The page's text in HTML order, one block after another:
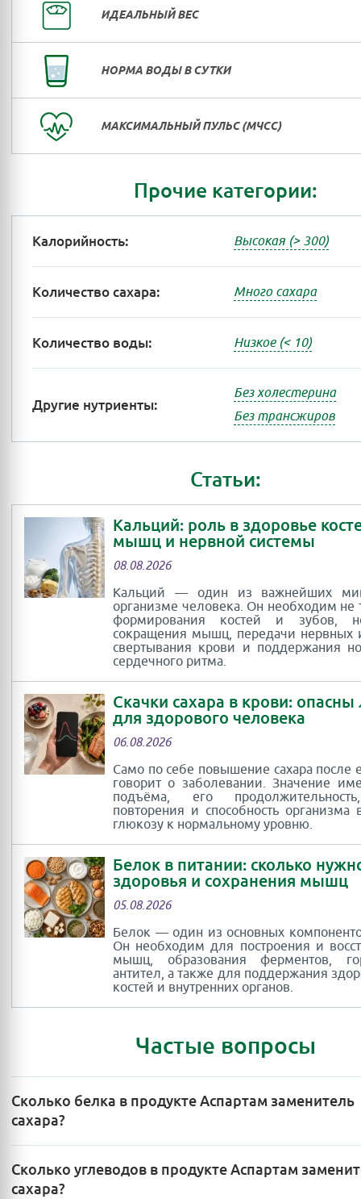
ИДЕАЛЬНЫЙ ВЕС
НОРМА ВОДЫ В СУТКИ
МАКСИМАЛЬНЫЙ ПУЛЬС (МЧСС)
Прочие категории:
Калорийность: Высокая (> 300)
Количество сахара: Много сахара
Количество воды: Низкое (< 10)
Другие нутриенты:
Без холестерина
Без трансжиров
Статьи:
Кальций: роль в здоровье
мышц и нервной системы
08.08.2026
Кальций — один из важнейших
организме человека. Он необходим не
формирования костей и зубов,
сокращения мышц, передачи нервных
свертывания крови и поддержания
сердечного ритма.
Скачки сахара в крови: опасны
для здорового человека
06.08.2026
Само по себе повышение сахара после
говорит о заболевании. Значение
подъёма, его
повторения и способность организма
глюкозу к нормальному уровню.
Белок в питании: сколько
здоровья и сохранения мышц
05.08.2026
Белок — один из основных
Он необходим для построения и
мышц, образования ферментов,
антител, а также для поддержания
костей и внутренних органов.
Частые вопросы
Сколько белка в продукте Аспартам заменитель
сахара?
Сколько углеводов в продукте Аспартам
сахара?